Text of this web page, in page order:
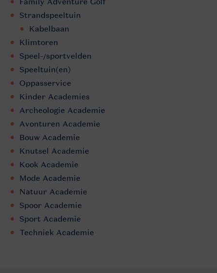
Strandspeeltuin
Kabelbaan
Klimtoren
Speel-/sportvelden
Speeltuin(en)
Oppasservice
Kinder Academies
Archeologie Academie
Avonturen Academie
Bouw Academie
Knutsel Academie
Kook Academie
Mode Academie
Natuur Academie
Spoor Academie
Sport Academie
Techniek Academie